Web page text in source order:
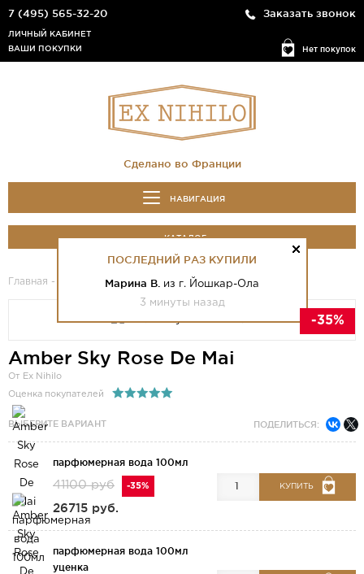
7 (495) 565-32-20 Заказать звонок
Нет покупок
ЛИЧНЫЙ КАБИНЕТ
ВАШИ ПОКУПКИ
Сделано во Франции
НАВИГАЦИЯ
КАТАЛОГ
Главная - - Amber Sky Rose De Mai
-35%
ПОСЛЕДНИЙ РАЗ КУПИЛИ
Марина В. из г. Йошкар-Ола
3 минуты назад
Amber Sky Rose De Mai
От Ex Nihilo
Оценка покупателей
ВЫБЕРИТЕ ВАРИАНТ ПОДЕЛИТЬСЯ:
парфюмерная вода 100мл
41100 руб -35%
26715 руб.
КУПИТЬ
парфюмерная вода 100мл
уценка